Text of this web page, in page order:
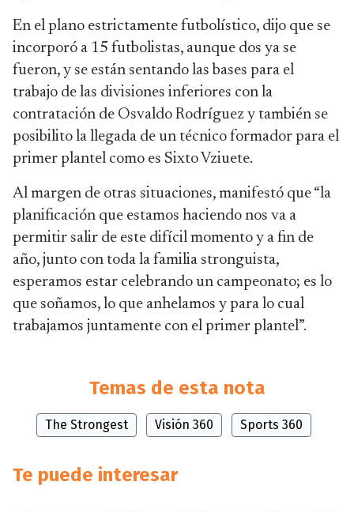
En el plano estrictamente futbolístico, dijo que se
incorporó a 15 futbolistas, aunque dos ya se
fueron, y se están sentando las bases para el
trabajo de las divisiones inferiores con la
contratación de Osvaldo Rodríguez y también se
posibilito la llegada de un técnico formador para el
primer plantel como es Sixto Vziuete.
Al margen de otras situaciones, manifestó que “la
planificación que estamos haciendo nos va a
permitir salir de este difícil momento y a fin de
año, junto con toda la familia stronguista,
esperamos estar celebrando un campeonato; es lo
que soñamos, lo que anhelamos y para lo cual
trabajamos juntamente con el primer plantel”.
Temas de esta nota
The Strongest Visión 360 Sports 360
Te puede interesar